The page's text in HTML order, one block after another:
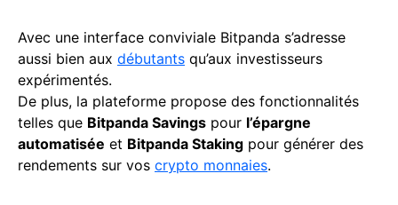
Avec une interface conviviale Bitpanda s’adresse
aussi bien aux débutants qu’aux investisseurs
expérimentés.
De plus, la plateforme propose des fonctionnalités
telles que Bitpanda Savings pour l’épargne
automatisée et Bitpanda Staking pour générer des
rendements sur vos crypto monnaies.